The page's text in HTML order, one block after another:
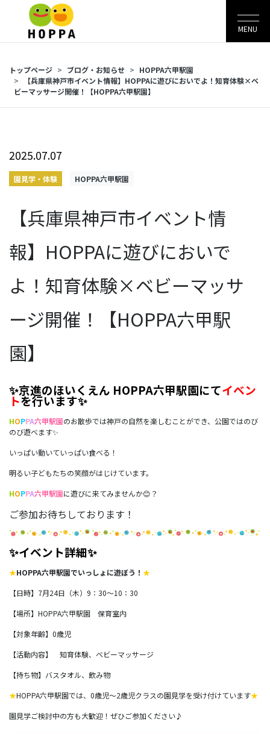
MENU
トップページ ブログ・お知らせ
HOPPA六甲駅園
【兵庫県神戸市イベント情報】HOPPAに遊びにおいでよ！知育体験×ベ
ビーマッサージ開催！【HOPPA六甲駅園】
2025.07.07
園見学・体験 HOPPA六甲駅園
【兵庫県神戸市イベント情
報】HOPPAに遊びにおいで
よ！知育体験×ベビーマッサ
ージ開催！【HOPPA六甲駅
園】
✨京進のほいくえん HOPPA六甲駅園にてイベン
トを行います✨
HOPPA六甲駅園のお散歩では神戸の自然を楽しむことができ、公園ではのび
のび遊べます✨
いっぱい動いていっぱい食べる！
明るい子どもたちの笑顔がはじけています。
HOPPA六甲駅園に遊びに来てみませんか😊？
ご参加お待ちしております！
✨イベント詳細✨
★HOPPA六甲駅園でいっしょに遊ぼう！ ★
【日時】7月24日（木）9：30～10：30
【場所】HOPPA六甲駅園 保育室内
【対象年齢】0歳児
【活動内容】 知育体験、ベビーマッサージ
【持ち物】バスタオル、飲み物
★HOPPA六甲駅園では、0歳児～2歳児クラスの園見学を受け付けています★
園見学ご検討中の方も大歓迎！ぜひご参加ください♪